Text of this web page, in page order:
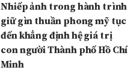
Nhiếp ảnh trong hành trình
giữ gìn thuần phong mỹ tục
đến khẳng định hệ giá trị
con người Thành phố Hồ Chí
Minh